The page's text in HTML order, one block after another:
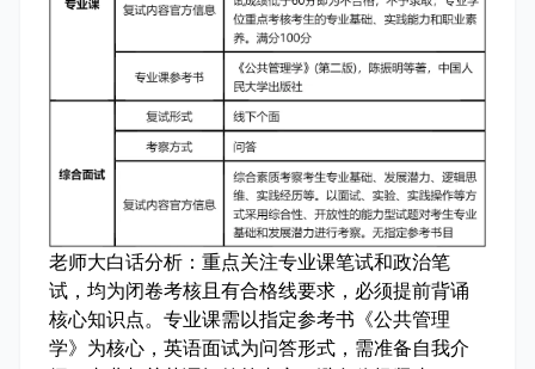
老师大白话分析： 重点关注专业课笔试和政治笔
试，均为闭卷考核且有合格线要求，必须提前背诵
核心知识点。专业课需以指定参考书《公共管理
学》为核心，英语面试为问答形式，需准备自我介